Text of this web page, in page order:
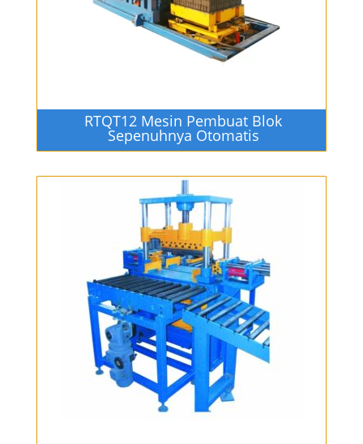
RTQT12 Mesin Pembuat Blok
Sepenuhnya Otomatis